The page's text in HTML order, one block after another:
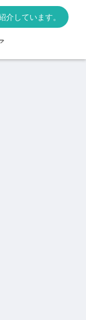
介しています。